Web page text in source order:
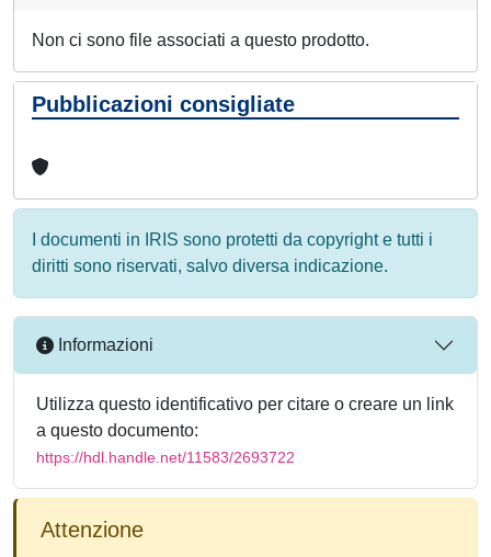
Non ci sono file associati a questo prodotto.
Pubblicazioni consigliate
I documenti in IRIS sono protetti da copyright e tutti i
diritti sono riservati, salvo diversa indicazione.
Informazioni
Utilizza questo identificativo per citare o creare un link
a questo documento:
https://hdl.handle.net/11583/2693722
Attenzione